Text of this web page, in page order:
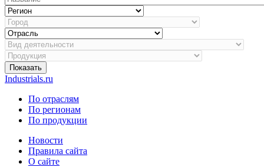
Показать
Industrials.ru
По отраслям
По регионам
По продукции
Новости
Правила сайта
О сайте